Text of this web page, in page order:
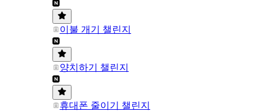
이불 개기 챌린지
양치하기 챌린지
휴대폰 줄이기 챌린지